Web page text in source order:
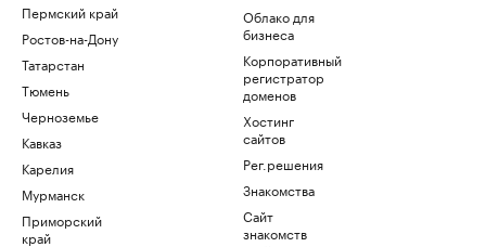
Пермский край
Ростов-на-Дону
Татарстан
Тюмень
Черноземье
Кавказ
Карелия
Мурманск
Приморский
край
Облако для
бизнеса
Корпоративный
регистратор
доменов
Хостинг
сайтов
Рег.решения
Знакомства
Сайт
знакомств